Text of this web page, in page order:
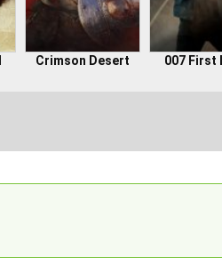
Crimson Desert 007 First